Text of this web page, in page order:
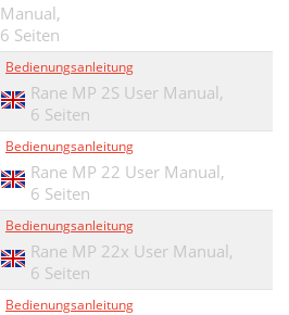
Manual,
6 Seiten
Bedienungsanleitung
Rane MP 2S User Manual,
6 Seiten
Bedienungsanleitung
Rane MP 22 User Manual,
6 Seiten
Bedienungsanleitung
Rane MP 22x User Manual,
6 Seiten
Bedienungsanleitung